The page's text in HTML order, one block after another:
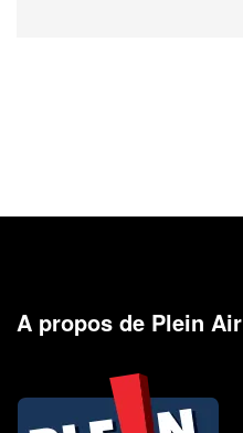
A propos de Plein Air